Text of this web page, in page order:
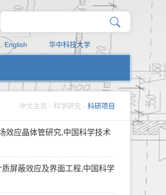
English 华中科技大学
中文主页 - 科学研究 - 科研项目
效应晶体管研究,中国科学技术
屏蔽效应及界面工程,中国科学